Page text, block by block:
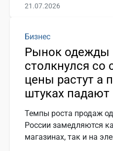
21.07.2026
Бизнес
Рынок одежды
столкнулся со
цены растут а
штуках падают
Темпы роста продаж
России замедляются
магазинах, так и на